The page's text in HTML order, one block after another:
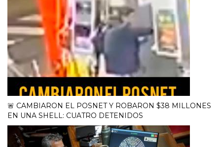
🚨 CAMBIARON EL POSNET Y ROBARON $38 MILLONES
EN UNA SHELL: CUATRO DETENIDOS